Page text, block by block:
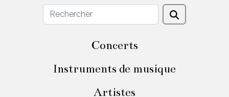
Concerts
Instruments de musique
Artistes